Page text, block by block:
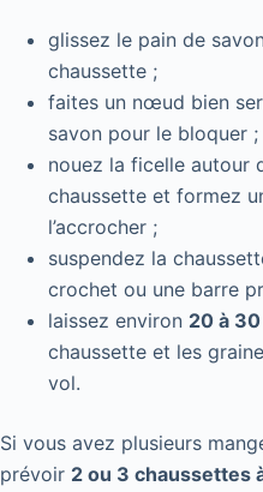
glissez le pain de
chaussette ;
faites un nœud bien
savon pour le bloquer ;
nouez la ficelle autour
chaussette et formez
l’accrocher ;
suspendez la
crochet ou une barre
laissez environ 20 à
chaussette et les
vol.
Si vous avez plusieurs
prévoir 2 ou 3 chaussettes